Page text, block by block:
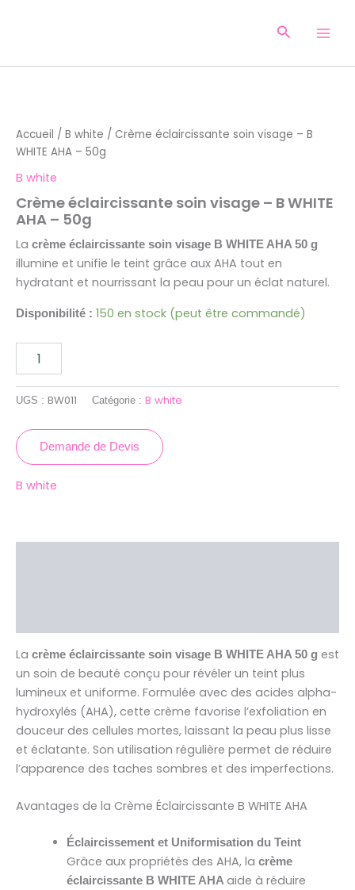
Accueil / B white / Crème éclaircissante soin visage – B
WHITE AHA – 50g
B white
Crème éclaircissante soin visage – B WHITE
AHA – 50g
La crème éclaircissante soin visage B WHITE AHA 50 g
illumine et unifie le teint grâce aux AHA tout en
hydratant et nourrissant la peau pour un éclat naturel.
Disponibilité : 150 en stock (peut être commandé)
éclaircissante
soin
visage
B
WHITE
-
50g
UGS : BW011 Catégorie : B white
Demande de Devis
B white
La crème éclaircissante soin visage B WHITE AHA 50 g est
un soin de beauté conçu pour révéler un teint plus
lumineux et uniforme. Formulée avec des acides alpha-
hydroxylés (AHA), cette crème favorise l’exfoliation en
douceur des cellules mortes, laissant la peau plus lisse
et éclatante. Son utilisation régulière permet de réduire
l’apparence des taches sombres et des imperfections.
Avantages de la Crème Éclaircissante B WHITE AHA
Éclaircissement et Uniformisation du Teint
Grâce aux propriétés des AHA, la crème
éclaircissante B WHITE AHA aide à réduire